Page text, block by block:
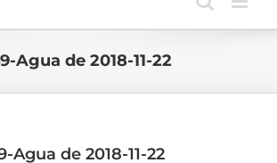
Agua de 2018-11-22
Agua de 2018-11-22